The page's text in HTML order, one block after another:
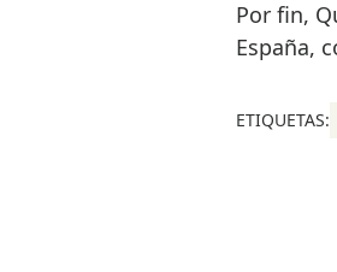
Por fin,
España,
ETIQUETAS: